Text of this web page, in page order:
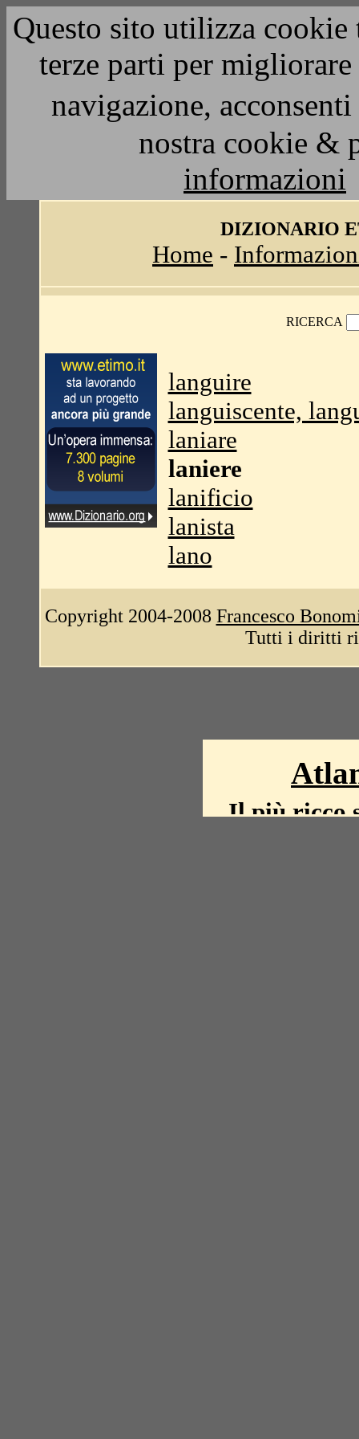
Questo sito utilizza
terze parti per
navigazione,
nostra cookie &
informazioni
DIZIONARIO
Home -
RICERCA
languire
languiscente,
laniare
laniere
lanificio
lanista
lano
Copyright 2004-2008 Francesco
Tutti i diritti
Il più ricco